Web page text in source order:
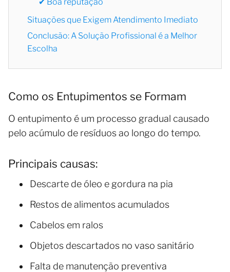
Situações que Exigem Atendimento Imediato
Conclusão: A Solução Profissional é a Melhor
Escolha
Como os Entupimentos se Formam
O entupimento é um processo gradual causado
pelo acúmulo de resíduos ao longo do tempo.
Principais causas:
Descarte de óleo e gordura na pia
Restos de alimentos acumulados
Cabelos em ralos
Objetos descartados no vaso sanitário
Falta de manutenção preventiva